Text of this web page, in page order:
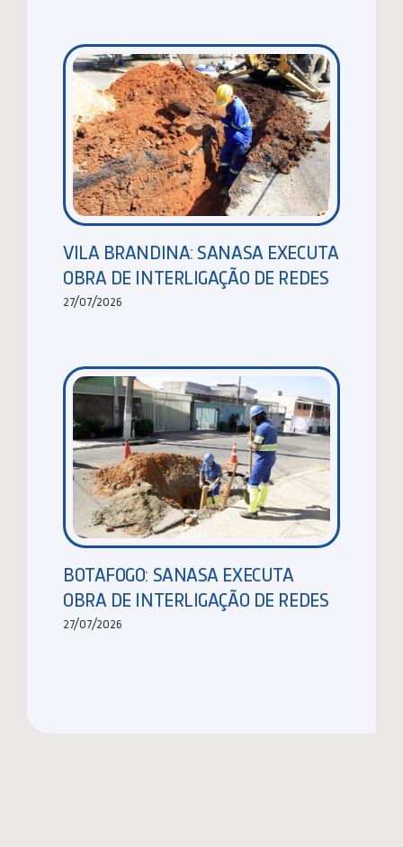
VILA BRANDINA: SANASA EXECUTA
OBRA DE INTERLIGAÇÃO DE REDES
27/07/2026
BOTAFOGO: SANASA EXECUTA
OBRA DE INTERLIGAÇÃO DE REDES
27/07/2026